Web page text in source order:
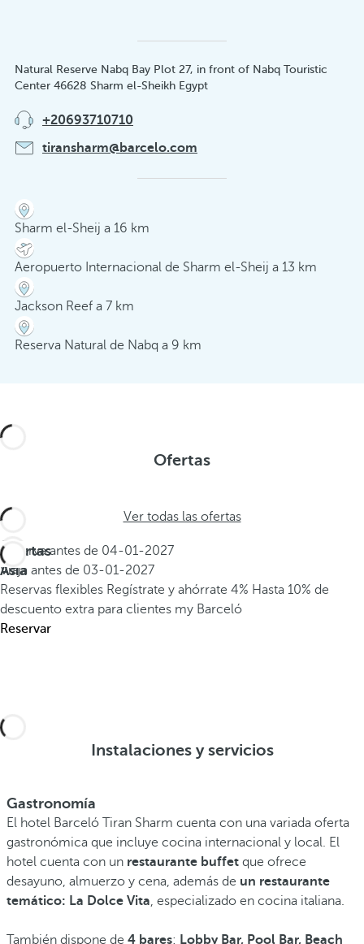
Natural Reserve Nabq Bay Plot 27, in front of Nabq Touristic
Center 46628 Sharm el-Sheikh Egypt
+20693710710
tiransharm@barcelo.com
Sharm el-Sheij a 16 km
Aeropuerto Internacional de Sharm el-Sheij a 13 km
Jackson Reef a 7 km
Reserva Natural de Nabq a 9 km
Ofertas
Ver todas las ofertas
Ofertas
Asia
Reserva antes de 04-01-2027
Viaja antes de 03-01-2027
Reservas flexibles Regístrate y ahórrate 4% Hasta 10% de
descuento extra para clientes my Barceló
Reservar
Instalaciones y servicios
Gastronomía
El hotel Barceló Tiran Sharm cuenta con una variada oferta
gastronómica que incluye cocina internacional y local. El
hotel cuenta con un restaurante buffet que ofrece
desayuno, almuerzo y cena, además de un restaurante
temático: La Dolce Vita, especializado en cocina italiana.
También dispone de 4 bares: Lobby Bar, Pool Bar, Beach